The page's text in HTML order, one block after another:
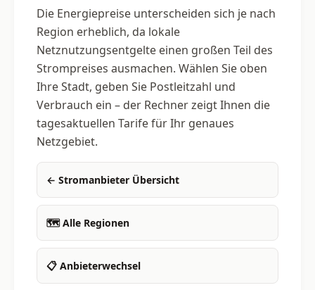
Die Energiepreise unterscheiden sich je nach
Region erheblich, da lokale
Netznutzungsentgelte einen großen Teil des
Strompreises ausmachen. Wählen Sie oben
Ihre Stadt, geben Sie Postleitzahl und
Verbrauch ein – der Rechner zeigt Ihnen die
tagesaktuellen Tarife für Ihr genaues
Netzgebiet.
← Stromanbieter Übersicht
🗺 Alle Regionen
📋 Anbieterwechsel